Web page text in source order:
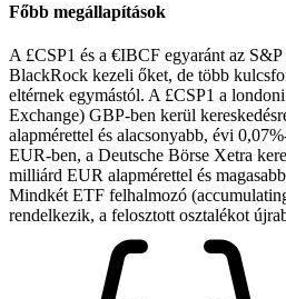
Főbb megállapítások
A £CSP1 és a €IBCF egyaránt az
BlackRock kezeli őket, de több
eltérnek egymástól. A £CSP1 a
Exchange) GBP-ben kerül
alapmérettel és alacsonyabb, évi
EUR-ben, a Deutsche Börse Xetra
milliárd EUR alapmérettel és
Mindkét ETF felhalmozó
rendelkezik, a felosztott osztalékot